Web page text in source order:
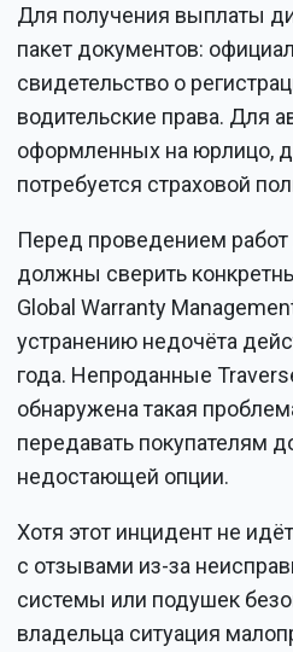
Для получения выплаты
пакет документов:
свидетельство о
водительские права. Для
оформленных на юрлицо,
потребуется страховой
Перед проведением
должны сверить
Global Warranty
устранению недочёта
года. Непроданные
обнаружена такая
передавать покупателям
недостающей опции.
Хотя этот инцидент не
с отзывами из-за
системы или подушек
владельца ситуация